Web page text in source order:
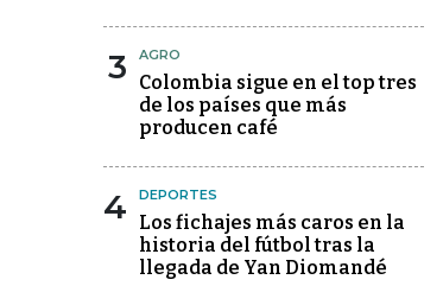
3 AGRO
Colombia sigue en el top tres
de los países que más
producen café
4 DEPORTES
Los fichajes más caros en la
historia del fútbol tras la
llegada de Yan Diomandé